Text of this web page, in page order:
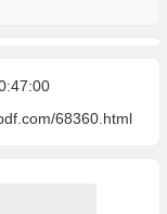
68360.html